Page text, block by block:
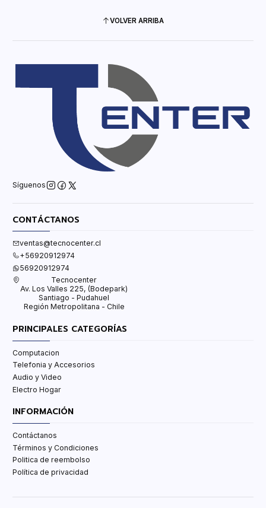
VOLVER ARRIBA
Síguenos
CONTÁCTANOS
ventas@tecnocenter.cl
+56920912974
56920912974
Tecnocenter
Av. Los Valles 225, (Bodepark)
Santiago - Pudahuel
Región Metropolitana - Chile
PRINCIPALES CATEGORÍAS
Computacion
Telefonia y Accesorios
Audio y Video
Electro Hogar
INFORMACIÓN
Contáctanos
Términos y Condiciones
Politica de reembolso
Política de privacidad